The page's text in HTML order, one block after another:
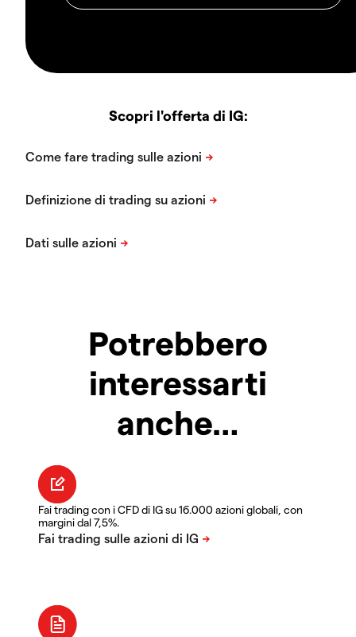
Scopri l'offerta di IG:
Potrebbero
interessarti
anche…
Fai trading con i CFD di IG su 16.000 azioni globali, con
margini dal 7,5%.